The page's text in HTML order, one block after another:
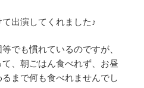
出演してくれました♪
でも慣れているのですが、
、朝ごはん食べれず、お昼
まで何も食べれませんでし